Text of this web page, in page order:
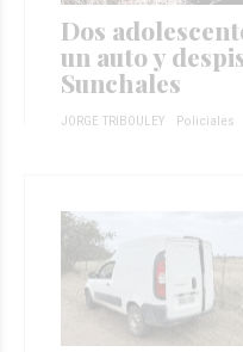
Dos
un auto y
Sunchales
JORGE TRIBOULEY Policiales